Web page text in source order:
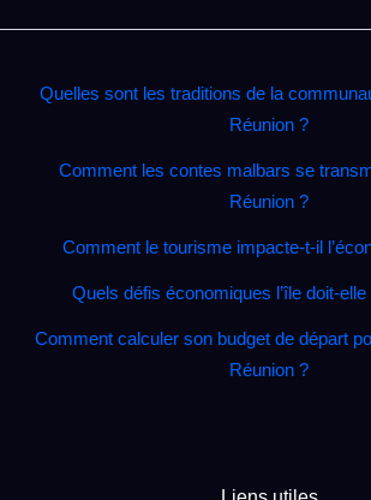
Quelles sont les traditions de la
Réunion ?
Comment les contes malbars se
Réunion ?
Comment le tourisme impacte‑t‑il
Quels défis économiques l’île
Comment calculer son budget de départ
Réunion ?